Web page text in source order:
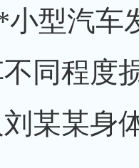
型汽车
同程度
某某身